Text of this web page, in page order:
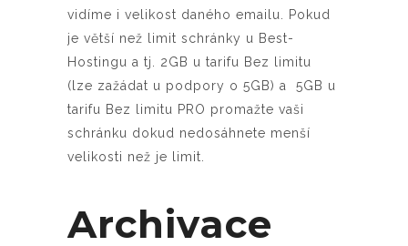
vidíme i velikost daného emailu. Pokud
je větší než limit schránky u Best-
Hostingu a tj. 2GB u tarifu Bez limitu
(lze zažádat u podpory o 5GB) a 5GB u
tarifu Bez limitu PRO promažte vaši
schránku dokud nedosáhnete menší
velikosti než je limit.
Archivace